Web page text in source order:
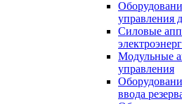
управления
Силовые
Модульные
управления
ввода